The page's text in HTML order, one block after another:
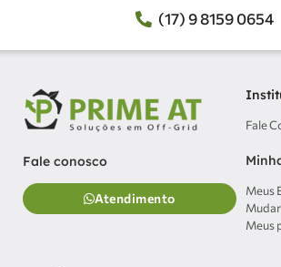
(17) 9 8159 0654
Fale conosco
Atendimento
Fale
Meus
Meus